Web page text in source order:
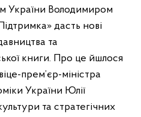
України Володимиром
дасть нові
та
книги. Про це йшлося
прем’єр-міністра
України Юлії
та стратегічних